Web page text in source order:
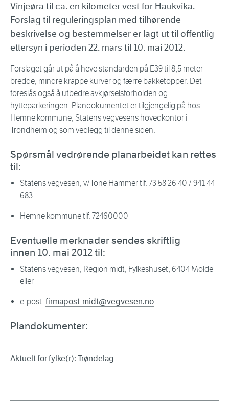
Vinjeøra til ca. en kilometer vest for Haukvika.
Forslag til reguleringsplan med tilhørende
beskrivelse og bestemmelser er lagt ut til offentlig
ettersyn i perioden 22. mars til 10. mai 2012.
Forslaget går ut på å heve standarden på E39 til 8,5 meter
bredde, mindre krappe kurver og færre bakketopper. Det
foreslås også å utbedre avkjørselsforholden og
hytteparkeringen. Plandokumentet er tilgjengelig på hos
Hemne kommune, Statens vegvesens hovedkontor i
Trondheim og som vedlegg til denne siden.
Spørsmål vedrørende planarbeidet kan rettes
til:
Statens vegvesen, v/Tone Hammer tlf. 73 58 26 40 / 941 44
683
Hemne kommune tlf. 72460000
Eventuelle merknader sendes skriftlig
innen 10. mai 2012 til:
Statens vegvesen, Region midt, Fylkeshuset, 6404 Molde
eller
e-post: firmapost-midt@vegvesen.no
Plandokumenter:
Aktuelt for fylke(r): Trøndelag